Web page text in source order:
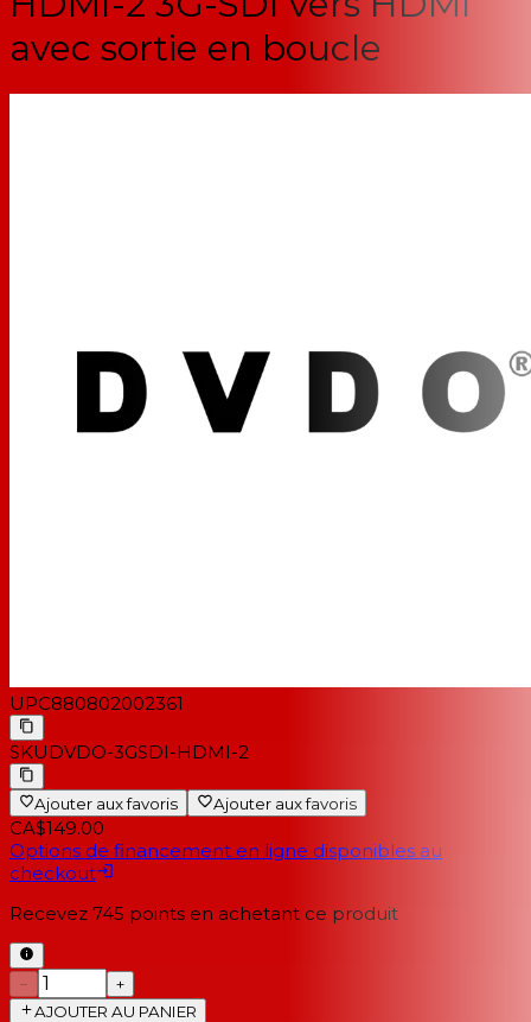
avec sortie en boucle
UPC880802002361
SKUDVDO-3GSDI-HDMI-2
Ajouter aux favoris Ajouter aux favoris
CA$149.00
Options de financement en ligne disponibles au
checkout
Recevez 745 points en achetant ce produit
−
+
AJOUTER AU PANIER